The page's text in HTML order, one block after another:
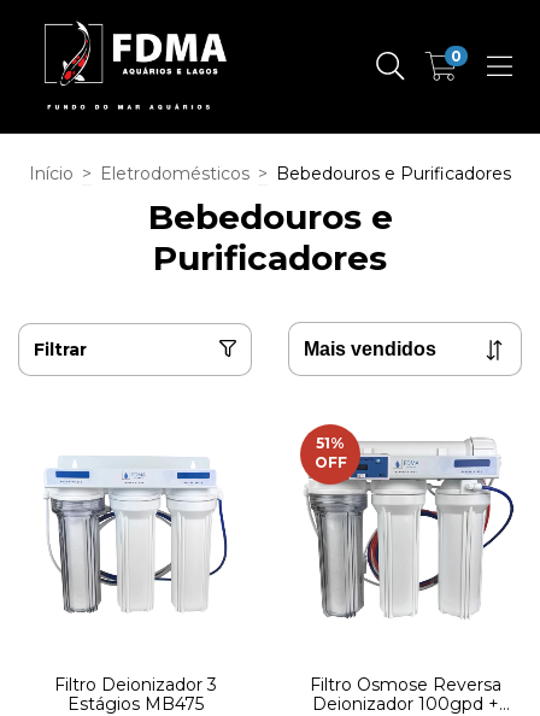
0
Início > Eletrodomésticos > Bebedouros e Purificadores
Bebedouros e
Purificadores
Filtrar
Filtro Deionizador 3
Estágios MB475
51%
OFF
Filtro Osmose Reversa
Deionizador 100gpd +